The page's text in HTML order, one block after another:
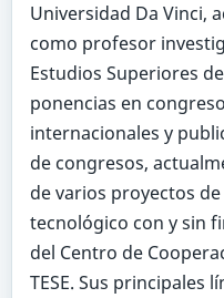
Universidad Da Vinci,
como profesor
Estudios Superiores
ponencias en
internacionales y
de congresos,
de varios proyectos
tecnológico con y sin
del Centro de
TESE. Sus principales